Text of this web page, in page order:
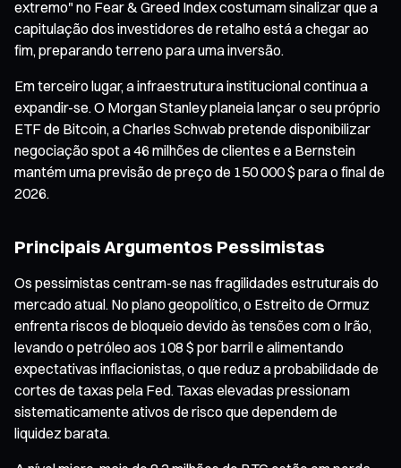
extremo" no Fear & Greed Index costumam sinalizar que a
capitulação dos investidores de retalho está a chegar ao
fim, preparando terreno para uma inversão.
Em terceiro lugar, a infraestrutura institucional continua a
expandir-se. O Morgan Stanley planeia lançar o seu próprio
ETF de Bitcoin, a Charles Schwab pretende disponibilizar
negociação spot a 46 milhões de clientes e a Bernstein
mantém uma previsão de preço de 150 000 $ para o final de
2026.
Principais Argumentos Pessimistas
Os pessimistas centram-se nas fragilidades estruturais do
mercado atual. No plano geopolítico, o Estreito de Ormuz
enfrenta riscos de bloqueio devido às tensões com o Irão,
levando o petróleo aos 108 $ por barril e alimentando
expectativas inflacionistas, o que reduz a probabilidade de
cortes de taxas pela Fed. Taxas elevadas pressionam
sistematicamente ativos de risco que dependem de
liquidez barata.